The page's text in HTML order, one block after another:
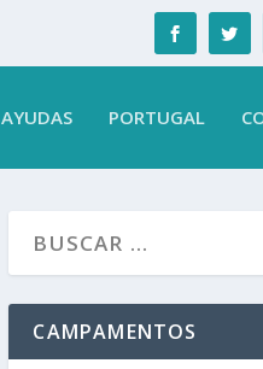
AYUDAS PORTUGAL
CAMPAMENTOS